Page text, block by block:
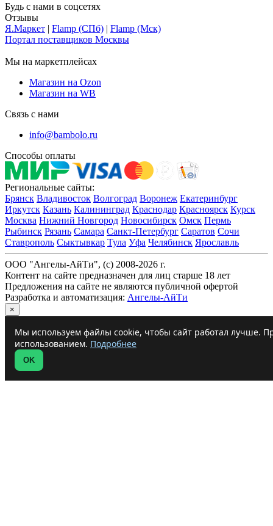
Будь с нами в соцсетях
Отзывы
Я.Маркет | Flamp (СПб) | Flamp (Мск)
Портал поставщиков Москвы
Мы на маркетплейсах
Магазин на Ozon
Магазин на WB
Связь с нами
info@bambolo.ru
Способы оплаты
Региональные сайты:
Брянск Владивосток Волгоград Воронеж Екатеринбург
Иркутск Казань Калининград Краснодар Красноярск Курск
Москва Нижний Новгород Новосибирск Омск Пермь
Рыбинск Рязань Самара Санкт-Петербург Саратов Сочи
Ставрополь Сыктывкар Тула Уфа Челябинск Ярославль
ООО "Ангелы-АйТи", (c) 2008-2026 г.
Контент на сайте предназначен для лиц старше 18 лет
Предложения на сайте не являются публичной офертой
Разработка и автоматизация: Ангелы-АйТи
×
Мы используем файлы cookie, чтобы сайт работал лучше.
использованием. Подробнее
OK